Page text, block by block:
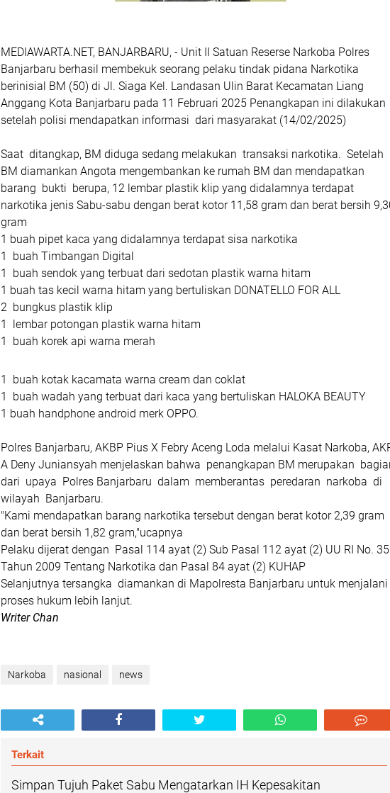
MEDIAWARTA.NET, BANJARBARU, - Unit II Satuan Reserse Narkoba Polres
Banjarbaru berhasil membekuk seorang pelaku tindak pidana Narkotika
berinisial BM (50) di Jl. Siaga Kel. Landasan Ulin Barat Kecamatan Liang
Anggang Kota Banjarbaru pada 11 Februari 2025 Penangkapan ini dilakukan
setelah polisi mendapatkan informasi dari masyarakat (14/02/2025)
Saat ditangkap, BM diduga sedang melakukan transaksi narkotika. Setelah
BM diamankan Angota mengembankan ke rumah BM dan mendapatkan
barang bukti berupa, 12 lembar plastik klip yang didalamnya terdapat
narkotika jenis Sabu-sabu dengan berat kotor 11,58 gram dan berat bersih
gram
1 buah pipet kaca yang didalamnya terdapat sisa narkotika
1 buah Timbangan Digital
1 buah sendok yang terbuat dari sedotan plastik warna hitam
1 buah tas kecil warna hitam yang bertuliskan DONATELLO FOR ALL
2 bungkus plastik klip
1 lembar potongan plastik warna hitam
1 buah korek api warna merah
1 buah kotak kacamata warna cream dan coklat
1 buah wadah yang terbuat dari kaca yang bertuliskan HALOKA BEAUTY
1 buah handphone android merk OPPO.
Polres Banjarbaru, AKBP Pius X Febry Aceng Loda melalui Kasat Narkoba,
A Deny Juniansyah menjelaskan bahwa penangkapan BM merupakan
dari upaya Polres Banjarbaru dalam memberantas peredaran narkoba di
wilayah Banjarbaru.
"Kami mendapatkan barang narkotika tersebut dengan berat kotor 2,39 gram
dan berat bersih 1,82 gram,"ucapnya
Pelaku dijerat dengan Pasal 114 ayat (2) Sub Pasal 112 ayat (2) UU RI No. 35
Tahun 2009 Tentang Narkotika dan Pasal 84 ayat (2) KUHAP
Selanjutnya tersangka diamankan di Mapolresta Banjarbaru untuk menjalani
proses hukum lebih lanjut.
Writer Chan
Narkoba nasional news
Terkait
Simpan Tujuh Paket Sabu Mengatarkan IH Kepesakitan